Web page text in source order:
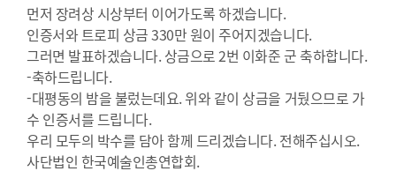
먼저 장려상 시상부터 이어가도록 하겠습니다.
인증서와 트로피 상금 330만 원이 주어지겠습니다.
그러면 발표하겠습니다. 상금으로 2번 이화준 군 축하합니다.
-축하드립니다.
-대평동의 밤을 불렀는데요. 위와 같이 상금을 거뒀으므로 가
수 인증서를 드립니다.
우리 모두의 박수를 담아 함께 드리겠습니다. 전해주십시오.
사단법인 한국예술인총연합회.